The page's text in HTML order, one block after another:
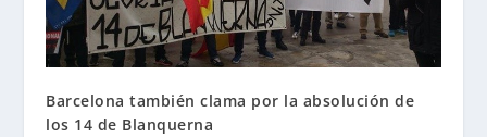
Barcelona también clama por la absolución de
los 14 de Blanquerna